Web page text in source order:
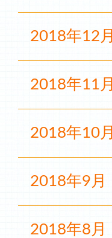
2018年12月
2018年11月
2018年10月
2018年9月
2018年8月